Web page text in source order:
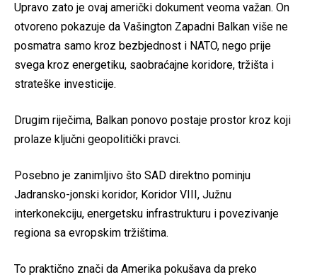
Upravo zato je ovaj američki dokument veoma važan. On
otvoreno pokazuje da Vašington Zapadni Balkan više ne
posmatra samo kroz bezbjednost i NATO, nego prije
svega kroz energetiku, saobraćajne koridore, tržišta i
strateške investicije.
Drugim riječima, Balkan ponovo postaje prostor kroz koji
prolaze ključni geopolitički pravci.
Posebno je zanimljivo što SAD direktno pominju
Jadransko-jonski koridor, Koridor VIII, Južnu
interkonekciju, energetsku infrastrukturu i povezivanje
regiona sa evropskim tržištima.
To praktično znači da Amerika pokušava da preko